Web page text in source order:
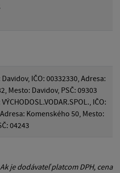
Davidov, IČO: 00332330, Adresa:
Mesto: Davidov, PSČ: 09303
VÝCHODOSL.VODAR.SPOL., IČO:
Komenského 50, Mesto:
04243
je dodávateľ platcom DPH, cena